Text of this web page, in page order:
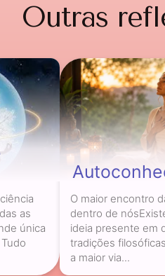
Outras
as
única
O maior encontro
dentro de
ideia presente em
tradições
a maior via...